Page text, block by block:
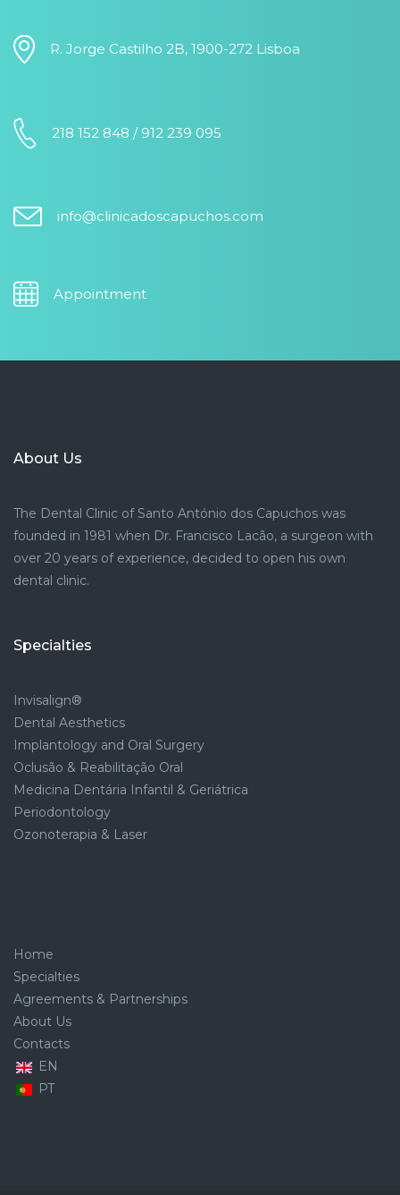
R. Jorge Castilho 2B, 1900-272 Lisboa
218 152 848 / 912 239 095
info@clinicadoscapuchos.com
Appointment
About Us
The Dental Clinic of Santo António dos Capuchos was
founded in 1981 when Dr. Francisco Lacão, a surgeon with
over 20 years of experience, decided to open his own
dental clinic.
Specialties
Invisalign®
Dental Aesthetics
Implantology and Oral Surgery
Oclusão & Reabilitação Oral
Medicina Dentária Infantil & Geriátrica
Periodontology
Ozonoterapia & Laser
Home
Specialties
Agreements & Partnerships
About Us
Contacts
EN
PT